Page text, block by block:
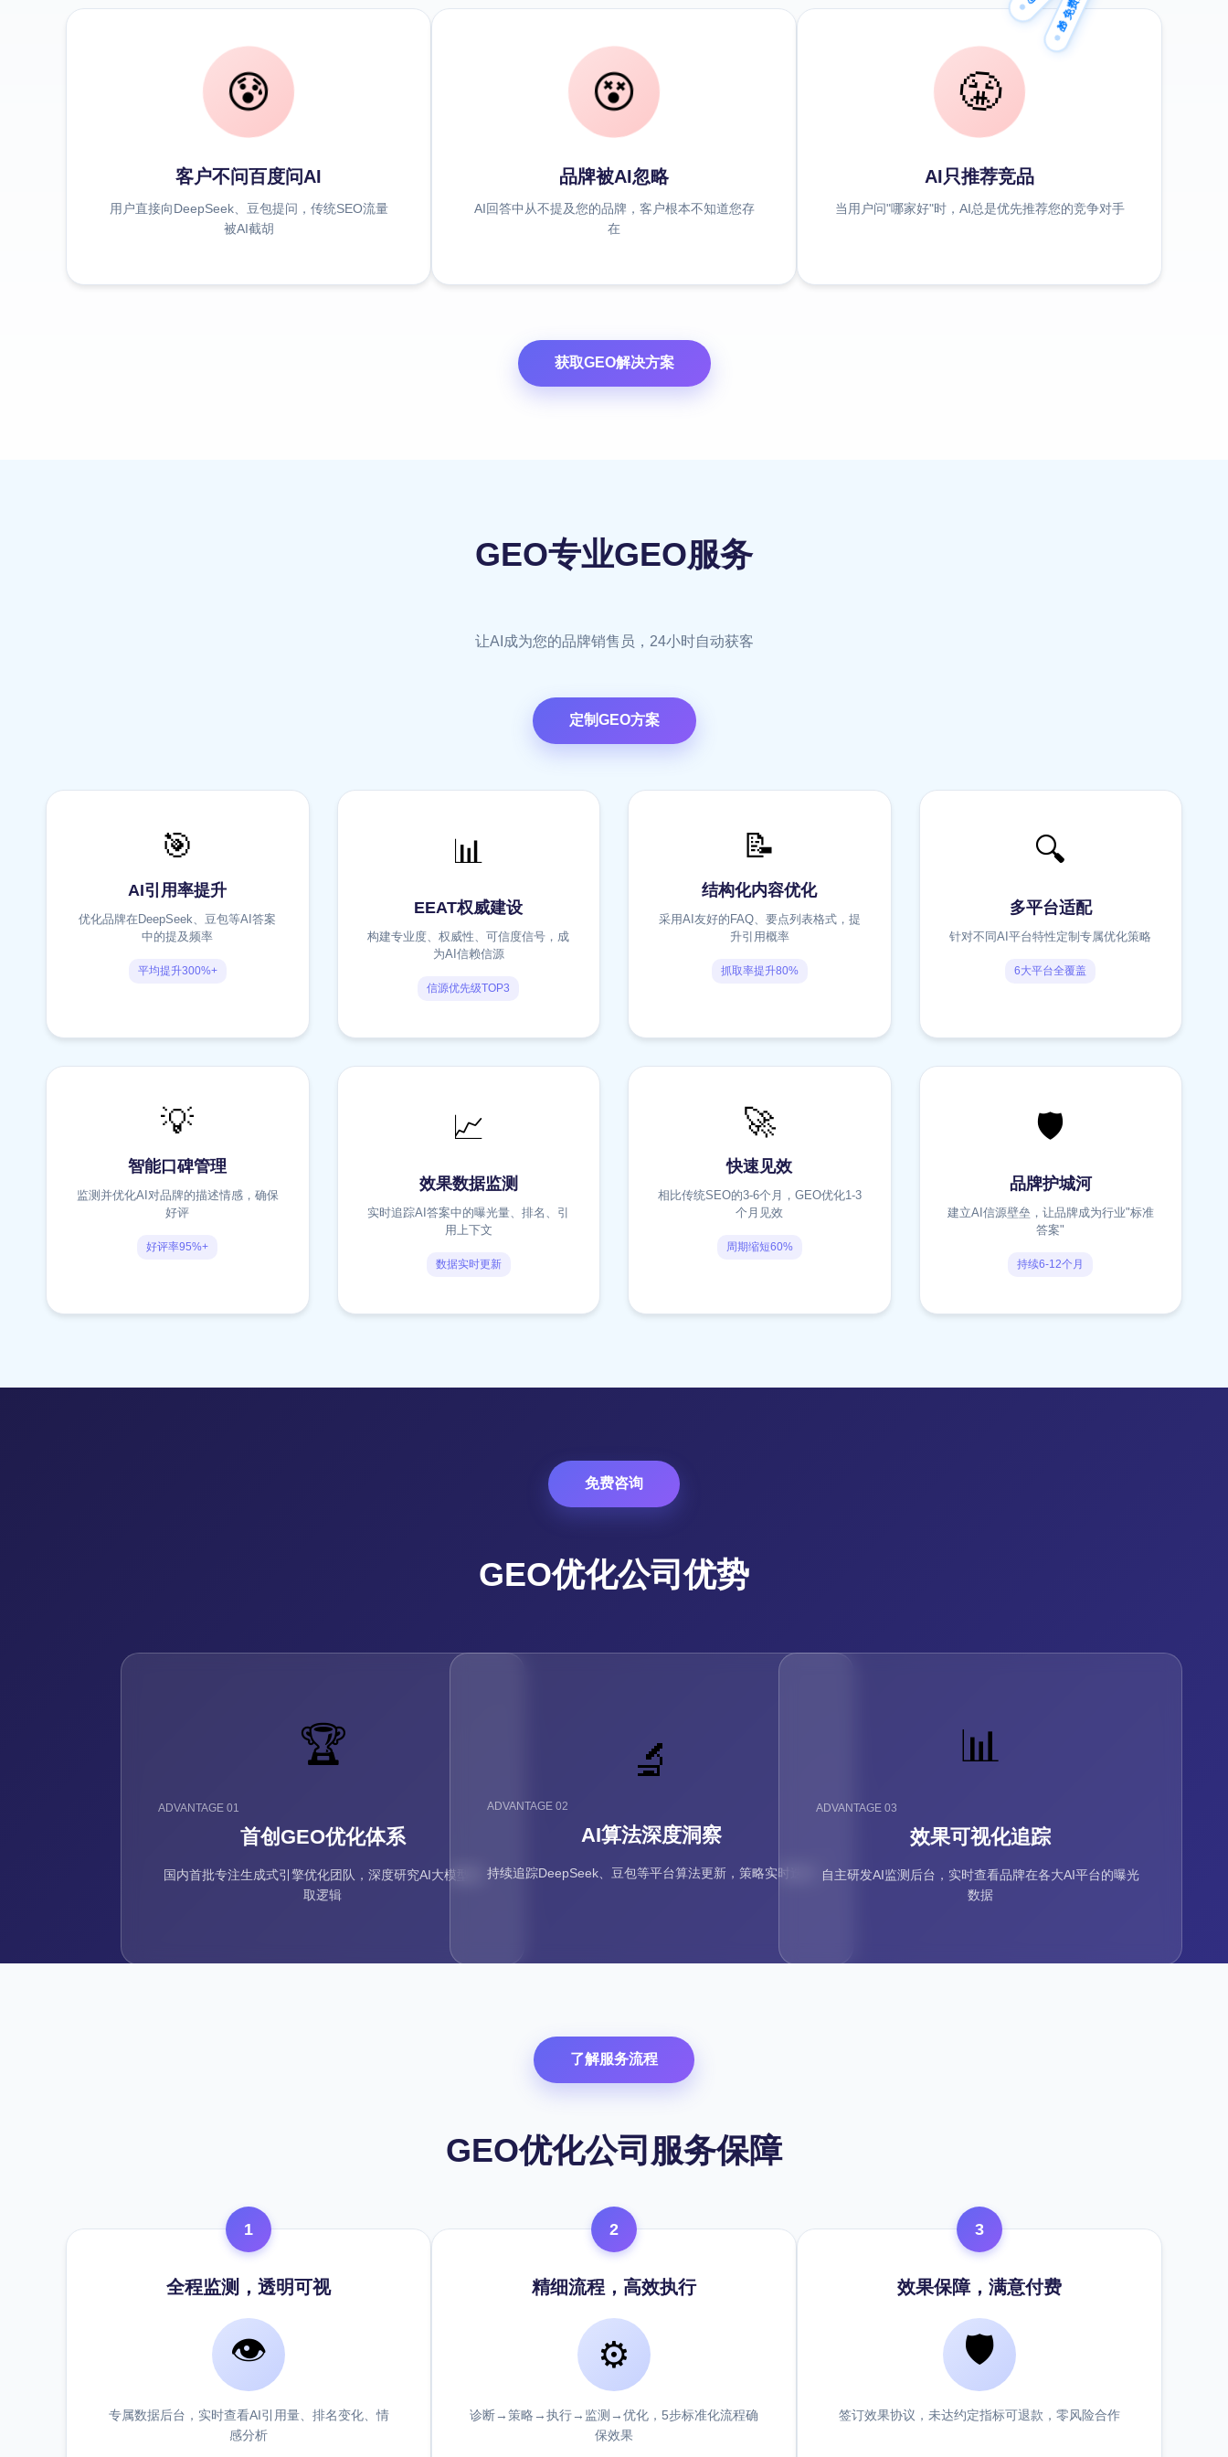
😰
客户不问百度问AI
用户直接向DeepSeek、豆包提问，传统SEO流量
被AI截胡
😵
品牌被AI忽略
AI回答中从不提及您的品牌，客户根本不知道您存
在
😤
AI只推荐竞品
当用户问"哪家好"时，AI总是优先推荐您的竞争对手
获取GEO解决方案
GEO专业GEO服务
让AI成为您的品牌销售员，24小时自动获客
定制GEO方案
🎯
AI引用率提升
优化品牌在DeepSeek、豆包等AI答案
中的提及频率
平均提升300%+
📊
EEAT权威建设
构建专业度、权威性、可信度信号，成
为AI信赖信源
信源优先级TOP3
📝
结构化内容优化
采用AI友好的FAQ、要点列表格式，提
升引用概率
抓取率提升80%
🔍
多平台适配
针对不同AI平台特性定制专属优化策略
6大平台全覆盖
💡
智能口碑管理
监测并优化AI对品牌的描述情感，确保
好评
好评率95%+
📈
效果数据监测
实时追踪AI答案中的曝光量、排名、引
用上下文
数据实时更新
🚀
快速见效
相比传统SEO的3-6个月，GEO优化1-3
个月见效
周期缩短60%
🛡️
品牌护城河
建立AI信源壁垒，让品牌成为行业"标准
答案"
持续6-12个月
免费咨询
GEO优化公司优势
🏆
ADVANTAGE 01
首创GEO优化体系
国内首批专注生成式引擎优化团队，深度研究AI大模型抓
取逻辑
🔬
ADVANTAGE 02
AI算法深度洞察
持续追踪DeepSeek、豆包等平台算法更新，策略实时迭代
策略调整零延迟
📊
ADVANTAGE 03
效果可视化追踪
自主研发AI监测后台，实时查看品牌在各大AI平台的曝光
数据
了解服务流程
GEO优化公司服务保障
1
全程监测，透明可视
👁️
专属数据后台，实时查看AI引用量、排名变化、情
感分析
2
精细流程，高效执行
⚙️
诊断→策略→执行→监测→优化，5步标准化流程确
保效果
3
效果保障，满意付费
🛡️
签订效果协议，未达约定指标可退款，零风险合作